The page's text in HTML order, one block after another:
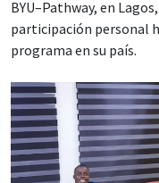
BYU–Pathway, en
participación personal
programa en su país.